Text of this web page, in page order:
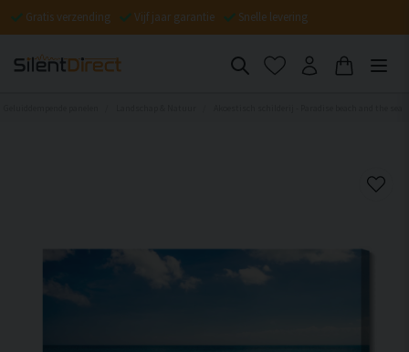
Gratis verzending Vijf jaar garantie Snelle levering